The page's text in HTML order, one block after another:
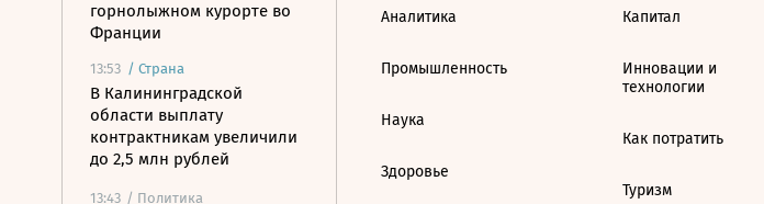
горнолыжном курорте во
Франции
13:53 / Страна
В Калининградской
области выплату
контрактникам увеличили
до 2,5 млн рублей
13:43 / Политика
Аналитика
Промышленность
Наука
Здоровье
Капитал
Инновации и
технологии
Как потратить
Туризм